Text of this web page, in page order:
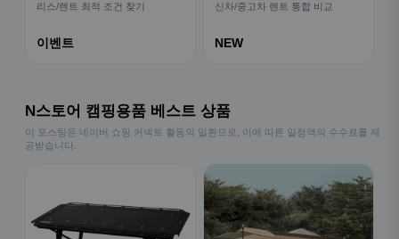
리스/렌트 최적 조건 찾기
이벤트
신차/중고차 렌트 통합 비교
NEW
N스토어 캠핑용품 베스트 상품
이 포스팅은 네이버 쇼핑 커넥트 활동의 일환으로, 이에 따른 일정액의 수수료를 제
공받습니다.